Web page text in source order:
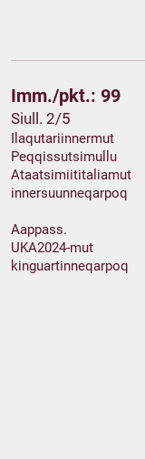
Imm./pkt.: 99
Siull. 2/5
Ilaqutariinnermut
Peqqissutsimullu
Ataatsimiititaliamut
innersuunneqarpoq
Aappass.
UKA2024-mut
kinguartinneqarpoq